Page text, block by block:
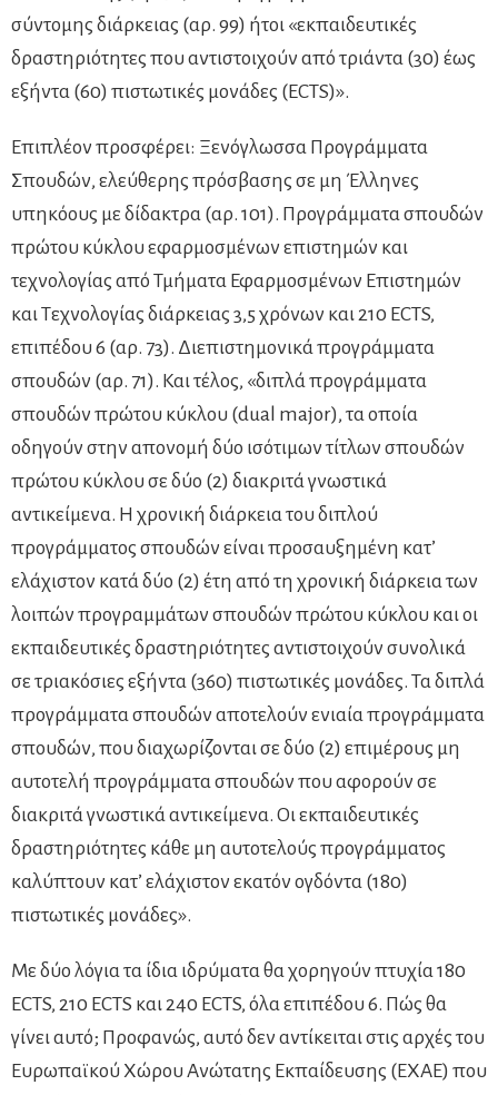
σύντομης διάρκειας (αρ. 99) ήτοι «εκπαιδευτικές
δραστηριότητες που αντιστοιχούν από τριάντα (30) έως
εξήντα (60) πιστωτικές μονάδες (ECTS)».
Επιπλέον προσφέρει: Ξενόγλωσσα Προγράμματα
Σπουδών, ελεύθερης πρόσβασης σε μη Έλληνες
υπηκόους με δίδακτρα (αρ. 101). Προγράμματα σπουδών
πρώτου κύκλου εφαρμοσμένων επιστημών και
τεχνολογίας από Τμήματα Εφαρμοσμένων Επιστημών
και Τεχνολογίας διάρκειας 3,5 χρόνων και 210 ECTS,
επιπέδου 6 (αρ. 73). Διεπιστημονικά προγράμματα
σπουδών (αρ. 71). Και τέλος, «διπλά προγράμματα
σπουδών πρώτου κύκλου (dual major), τα οποία
οδηγούν στην απονομή δύο ισότιμων τίτλων σπουδών
πρώτου κύκλου σε δύο (2) διακριτά γνωστικά
αντικείμενα. Η χρονική διάρκεια του διπλού
προγράμματος σπουδών είναι προσαυξημένη κατ’
ελάχιστον κατά δύο (2) έτη από τη χρονική διάρκεια των
λοιπών προγραμμάτων σπουδών πρώτου κύκλου και οι
εκπαιδευτικές δραστηριότητες αντιστοιχούν συνολικά
σε τριακόσιες εξήντα (360) πιστωτικές μονάδες. Τα διπλά
προγράμματα σπουδών αποτελούν ενιαία προγράμματα
σπουδών, που διαχωρίζονται σε δύο (2) επιμέρους μη
αυτοτελή προγράμματα σπουδών που αφορούν σε
διακριτά γνωστικά αντικείμενα. Οι εκπαιδευτικές
δραστηριότητες κάθε μη αυτοτελούς προγράμματος
καλύπτουν κατ’ ελάχιστον εκατόν ογδόντα (180)
πιστωτικές μονάδες».
Με δύο λόγια τα ίδια ιδρύματα θα χορηγούν πτυχία 180
ECTS, 210 ECTS και 240 ECTS, όλα επιπέδου 6. Πώς θα
γίνει αυτό; Προφανώς, αυτό δεν αντίκειται στις αρχές του
Ευρωπαϊκού Χώρου Ανώτατης Εκπαίδευσης (ΕΧΑΕ) που